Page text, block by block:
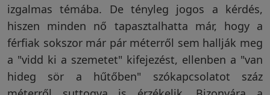
Rágcsálóriasztás
Vakondriasztás
izgalmas témába. De tényleg jogos a kérdés,
hiszen minden nő tapasztalhatta már, hogy a
férfiak sokszor már pár méterről sem hallják meg
a "vidd ki a szemetet" kifejezést, ellenben a "van
hideg sör a hűtőben" szókapcsolatot száz